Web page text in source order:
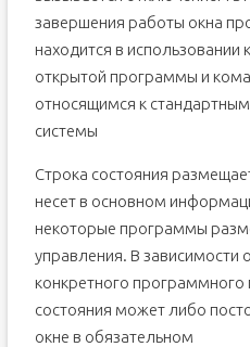
завершения работы окна
находится в использовании
открытой программы и
относящимся к
системы
Строка состояния
несет в основном
некоторые программы
управления. В зависимости
конкретного программного
состояния может либо
окне в обязательном